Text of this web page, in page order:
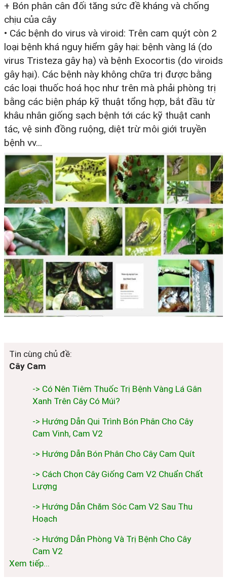
+ Bón phân cân đối tăng sức đề kháng và chống
chịu của cây
• Các bệnh do virus và viroid: Trên cam quýt còn 2
loại bệnh khá nguy hiểm gây hại: bệnh vàng lá (do
virus Tristeza gây hạ) và bệnh Exocortis (do viroids
gây hại). Các bệnh này không chữa trị được bằng
các loại thuốc hoá học như trên mà phải phòng trị
bằng các biện pháp kỹ thuật tổng hợp, bắt đầu từ
khâu nhân giống sạch bệnh tới các kỹ thuật canh
tác, vệ sinh đồng ruộng, diệt trừ môi giới truyền
bệnh vv...
Tin cùng chủ đề:
Cây Cam
-> Có Nên Tiêm Thuốc Trị Bệnh Vàng Lá Gân
Xanh Trên Cây Có Múi?
-> Hướng Dẫn Qui Trình Bón Phân Cho Cây
Cam Vinh, Cam V2
-> Hướng Dẫn Bón Phân Cho Cây Cam Quít
-> Cách Chọn Cây Giống Cam V2 Chuẩn Chất
Lượng
-> Hướng Dẫn Chăm Sóc Cam V2 Sau Thu
Hoạch
-> Hướng Dẫn Phòng Và Trị Bệnh Cho Cây
Cam V2
Xem tiếp...